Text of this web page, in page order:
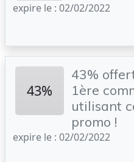
expire le : 02/02/2022
43%
43%
1ère
utilisant
promo !
expire le : 02/02/2022